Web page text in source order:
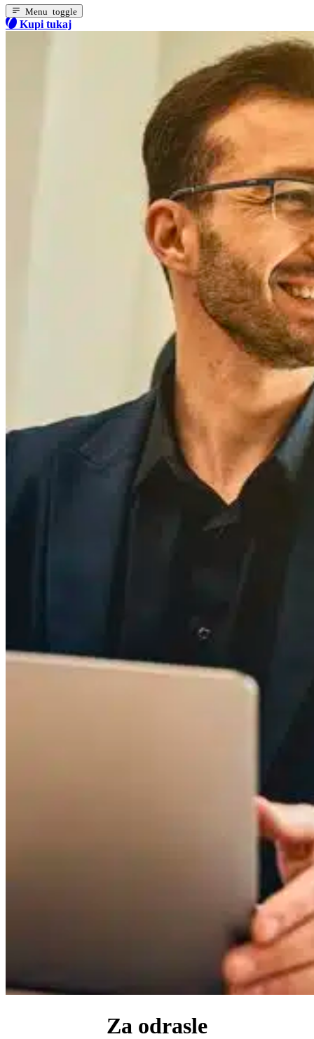
Menu toggle
Kupi tukaj
Za odrasle